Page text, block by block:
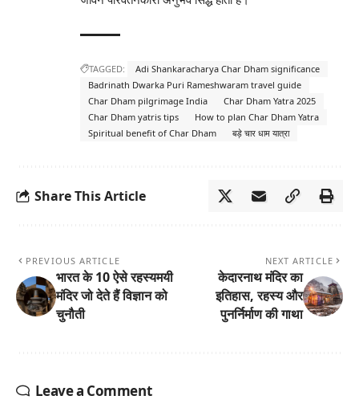
TAGGED:
Adi Shankaracharya Char Dham significance
Badrinath Dwarka Puri Rameshwaram travel guide
Char Dham pilgrimage India
Char Dham Yatra 2025
Char Dham yatris tips
How to plan Char Dham Yatra
Spiritual benefit of Char Dham
बड़े चार धाम यात्रा
Share This Article
PREVIOUS ARTICLE
भारत के 10 ऐसे रहस्यमयी
मंदिर जो देते हैं विज्ञान को
चुनौती
NEXT ARTICLE
केदारनाथ मंदिर का
इतिहास, रहस्य और
पुनर्निर्माण की गाथा
Leave a Comment